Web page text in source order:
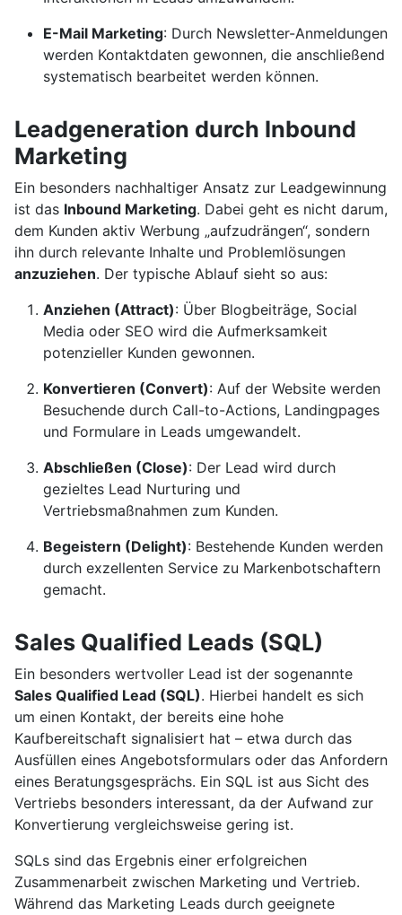
E-Mail Marketing: Durch Newsletter-Anmeldungen
werden Kontaktdaten gewonnen, die anschließend
systematisch bearbeitet werden können.
Leadgeneration durch Inbound
Marketing
Ein besonders nachhaltiger Ansatz zur Leadgewinnung
ist das Inbound Marketing. Dabei geht es nicht darum,
dem Kunden aktiv Werbung „aufzudrängen“, sondern
ihn durch relevante Inhalte und Problemlösungen
anzuziehen. Der typische Ablauf sieht so aus:
Anziehen (Attract): Über Blogbeiträge, Social
Media oder SEO wird die Aufmerksamkeit
potenzieller Kunden gewonnen.
Konvertieren (Convert): Auf der Website werden
Besuchende durch Call-to-Actions, Landingpages
und Formulare in Leads umgewandelt.
Abschließen (Close): Der Lead wird durch
gezieltes Lead Nurturing und
Vertriebsmaßnahmen zum Kunden.
Begeistern (Delight): Bestehende Kunden werden
durch exzellenten Service zu Markenbotschaftern
gemacht.
Sales Qualified Leads (SQL)
Ein besonders wertvoller Lead ist der sogenannte
Sales Qualified Lead (SQL). Hierbei handelt es sich
um einen Kontakt, der bereits eine hohe
Kaufbereitschaft signalisiert hat – etwa durch das
Ausfüllen eines Angebotsformulars oder das Anfordern
eines Beratungsgesprächs. Ein SQL ist aus Sicht des
Vertriebs besonders interessant, da der Aufwand zur
Konvertierung vergleichsweise gering ist.
SQLs sind das Ergebnis einer erfolgreichen
Zusammenarbeit zwischen Marketing und Vertrieb.
Während das Marketing Leads durch geeignete